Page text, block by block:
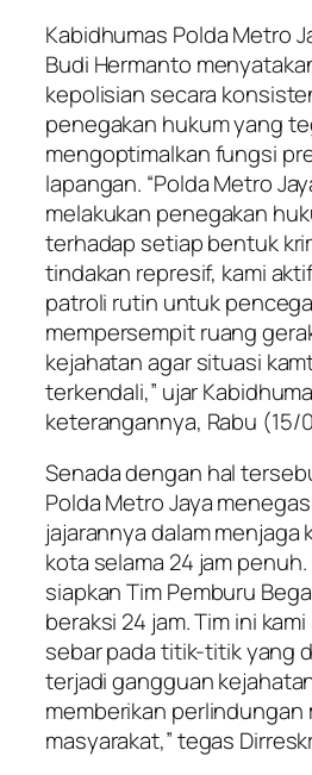
Kabidhumas Polda Metro
Budi Hermanto
kepolisian secara
penegakan hukum yang
mengoptimalkan fungsi
lapangan. “Polda Metro
melakukan penegakan
terhadap setiap bentuk
tindakan represif, kami
patroli rutin untuk
mempersempit ruang
kejahatan agar situasi
terkendali,” ujar
keterangannya, Rabu (15/
Senada dengan hal
Polda Metro Jaya
jajarannya dalam menjaga
kota selama 24 jam penuh.
siapkan Tim Pemburu
beraksi 24 jam. Tim ini
sebar pada titik-titik yang
terjadi gangguan
memberikan perlindungan
masyarakat,” tegas